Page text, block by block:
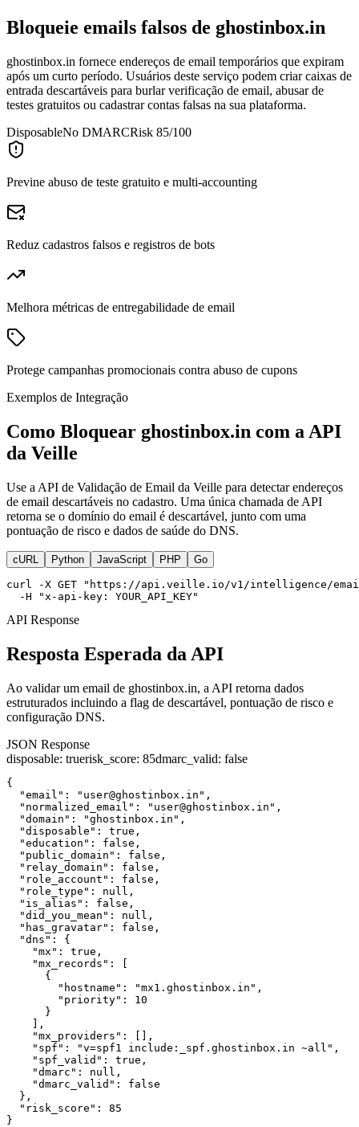
Bloqueie emails falsos de ghostinbox.in
ghostinbox.in fornece endereços de email temporários que expiram
após um curto período. Usuários deste serviço podem criar caixas de
entrada descartáveis para burlar verificação de email, abusar de
testes gratuitos ou cadastrar contas falsas na sua plataforma.
DisposableNo DMARCRisk 85/100
Previne abuso de teste gratuito e multi-accounting
Reduz cadastros falsos e registros de bots
Melhora métricas de entregabilidade de email
Protege campanhas promocionais contra abuso de cupons
Exemplos de Integração
Como Bloquear ghostinbox.in com a API
da Veille
Use a API de Validação de Email da Veille para detectar endereços
de email descartáveis no cadastro. Uma única chamada de API
retorna se o domínio do email é descartável, junto com uma
pontuação de risco e dados de saúde do DNS.
cURL Python JavaScript PHP Go
curl -X GET "https://api.veille.io/v1/intelligence/
  -H "x-api-key: YOUR_API_KEY"
API Response
Resposta Esperada da API
Ao validar um email de ghostinbox.in, a API retorna dados
estruturados incluindo a flag de descartável, pontuação de risco e
configuração DNS.
JSON Response
disposable: truerisk_score: 85dmarc_valid: false
{
  "email": "user@ghostinbox.in",
  "normalized_email": "user@ghostinbox.in",
  "domain": "ghostinbox.in",
  "disposable": true,
  "education": false,
  "public_domain": false,
  "relay_domain": false,
  "role_account": false,
  "role_type": null,
  "is_alias": false,
  "did_you_mean": null,
  "has_gravatar": false,
  "dns": {
    "mx": true,
    "mx_records": [
      {
        "hostname": "mx1.ghostinbox.in",
        "priority": 10
      }
    ],
    "mx_providers": [],
    "spf": "v=spf1 include:_spf.ghostinbox.in ~all",
    "spf_valid": true,
    "dmarc": null,
    "dmarc_valid": false
  },
  "risk_score": 85
}